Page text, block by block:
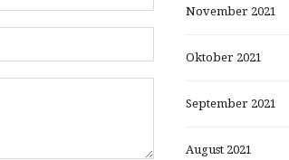
November 2021
Oktober 2021
September 2021
August 2021